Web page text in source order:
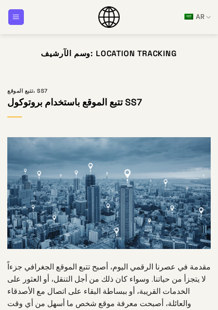
للمحتوى
AR
وسم الآرشيف: LOCATION TRACKING
تتبع الموقع،SS7
تتبع الموقع باستخدام بروتوكول SS7
مقدمة في عصرنا الرقمي اليوم، أصبح تتبع الموقع الجغرافي جزءاً
لا يتجزأ من حياتنا. وسواء كان ذلك من أجل التنقل، أو العثور على
الخدمات القريبة، أو ببساطة البقاء على اتصال مع الأصدقاء
والعائلة، أصبحت معرفة موقع شخص ما أسهل من أي وقت